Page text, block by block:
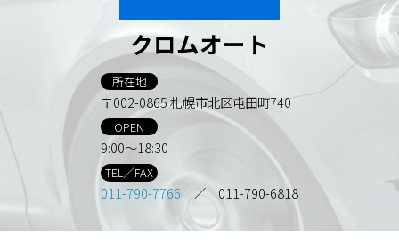
クロムオート
所在地
〒002-0865 札幌市北区屯田町740
OPEN
9:00～18:30
TEL／FAX
011-790-7766 ／ 011-790-6818